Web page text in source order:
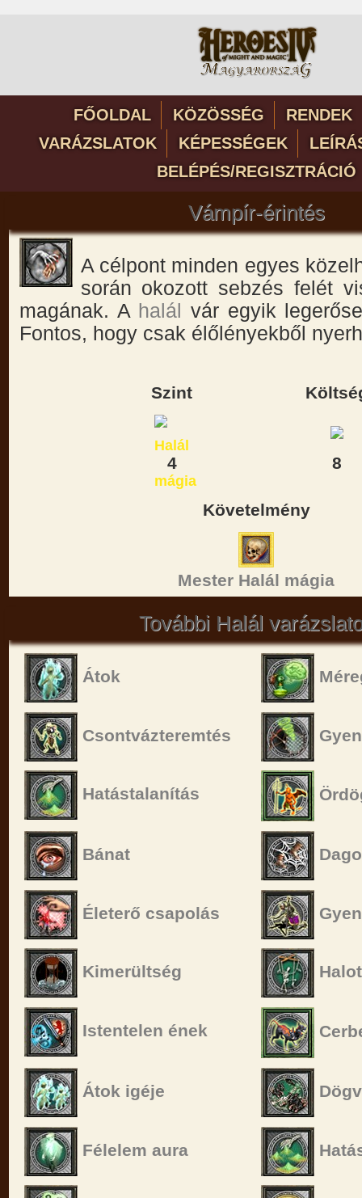
FŐOLDAL KÖZÖSSÉG
RENDEK
VARÁZSLATOK
KÉPESSÉGEK
BELÉPÉS/REGISZTRÁCIÓ
Vámpír-érintés
A célpont minden egyes
során okozott sebzés felét
magának. A halálvár egyik
Fontos, hogy csak élőlényekből
Szint
4 8
Követelmény
Mester Halál mágia
További Halál
Átok
Csontvázteremtés
Hatástalanítás
Bánat
Életerő csapolás
Kimerültség
Istentelen ének
Átok igéje
Félelem aura